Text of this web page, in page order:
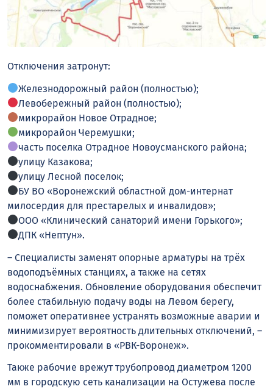
Отключения затронут:
Железнодорожный район (полностью);
Левобережный район (полностью);
микрорайон Новое Отрадное;
микрорайон Черемушки;
часть поселка Отрадное Новоусманского района;
улицу Казакова;
улицу Лесной поселок;
БУ ВО «Воронежский областной дом-интернат
милосердия для престарелых и инвалидов»;
ООО «Клинический санаторий имени Горького»;
ДПК «Нептун».
– Специалисты заменят опорные арматуры на трёх
водоподъёмных станциях, а также на сетях
водоснабжения. Обновление оборудования обеспечит
более стабильную подачу воды на Левом берегу,
поможет оперативнее устранять возможные аварии и
минимизирует вероятность длительных отключений, –
прокомментировали в «РВК-Воронеж».
Также рабочие врежут трубопровод диаметром 1200
мм в городскую сеть канализации на Остужева после